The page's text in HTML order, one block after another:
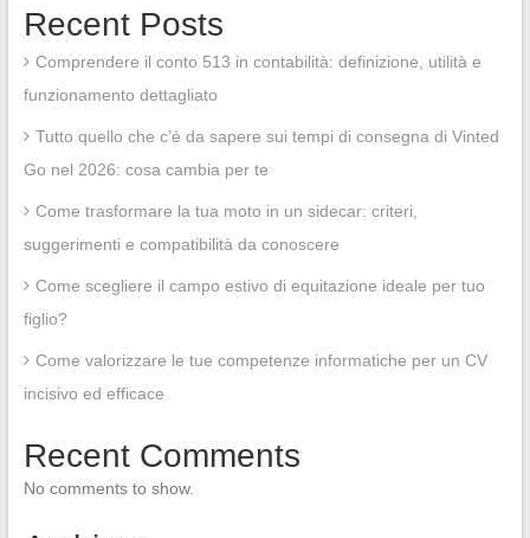
Recent Posts
Comprendere il conto 513 in contabilità: definizione, utilità e
funzionamento dettagliato
Tutto quello che c’è da sapere sui tempi di consegna di Vinted
Go nel 2026: cosa cambia per te
Come trasformare la tua moto in un sidecar: criteri,
suggerimenti e compatibilità da conoscere
Come scegliere il campo estivo di equitazione ideale per tuo
figlio?
Come valorizzare le tue competenze informatiche per un CV
incisivo ed efficace
Recent Comments
No comments to show.